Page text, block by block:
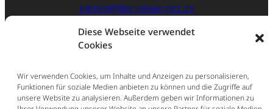
Diese Webseite verwendet
Cookies
Wir verwenden Cookies, um Inhalte und Anzeigen zu personalisieren,
Funktionen für soziale Medien anbieten zu können und die Zugriffe auf
unsere Website zu analysieren. Außerdem geben wir Informationen zu
kanzlei@danielweigert.de
Impressum
Datenschutz